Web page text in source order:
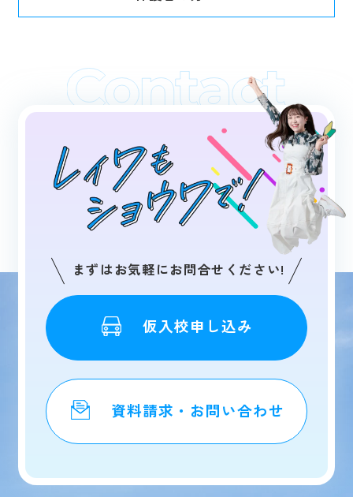
まずはお気軽にお問合せください!
仮入校申し込み
資料請求・お問い合わせ